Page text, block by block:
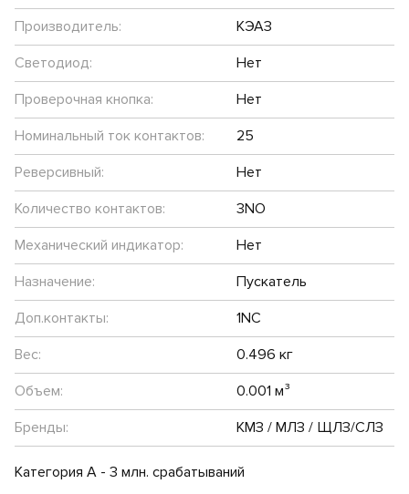
Производитель:
КЭАЗ
Светодиод:
Нет
Проверочная кнопка:
Нет
Номинальный ток контактов:
25
Реверсивный:
Нет
Количество контактов:
3NO
Механический индикатор:
Нет
Назначение:
Пускатель
Доп.контакты:
1NC
Вес:
0.496 кг
Объем:
0.001 м³
Бренды:
КМЗ / МЛЗ / ЩЛЗ/СЛЗ
Категория А - 3 млн. срабатываний